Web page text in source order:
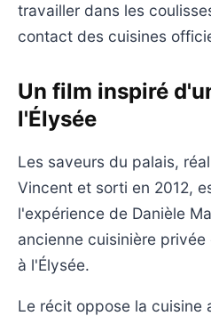
travailler dans les
contact des cuisines
Un film inspiré
l'Élysée
Les saveurs du palais,
Vincent et sorti en 2012,
l'expérience de Danièle
ancienne cuisinière
à l'Élysée.
Le récit oppose la cuisine